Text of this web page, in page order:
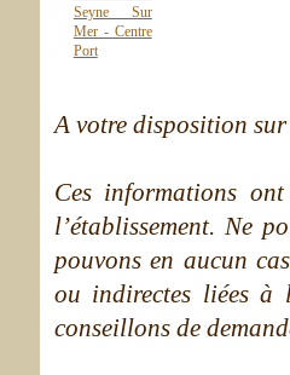
A votre disposition
Ces informations
l’établissement. Ne
pouvons en aucun
ou indirectes liées à
conseillons de